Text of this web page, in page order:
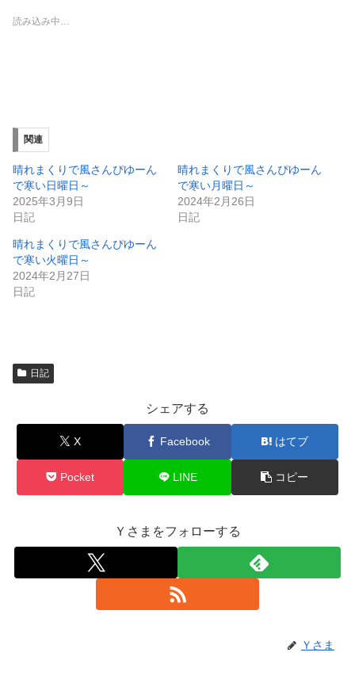
i
t
ウ
ィ
ン
ウ
で
開
き
ま
い
(
新
し
い
ン
ド
ウ
で
開
読み込み中…
関連
晴れまくりで風さんぴゆーん
で寒い日曜日～
2025年3月9日
日記
晴れまくりで風さんぴゆーん
で寒い月曜日～
2024年2月26日
日記
晴れまくりで風さんぴゆーん
で寒い火曜日～
2024年2月27日
日記
日記
シェアする
X Facebook はてブ
Pocket LINE コピー
Ｙさまをフォローする
Ｙさま